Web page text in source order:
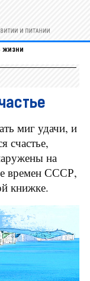
жизни
миг удачи, и
счастье,
на
времен СССР,
книжке.